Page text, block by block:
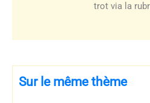
trot via la
Sur le même thème